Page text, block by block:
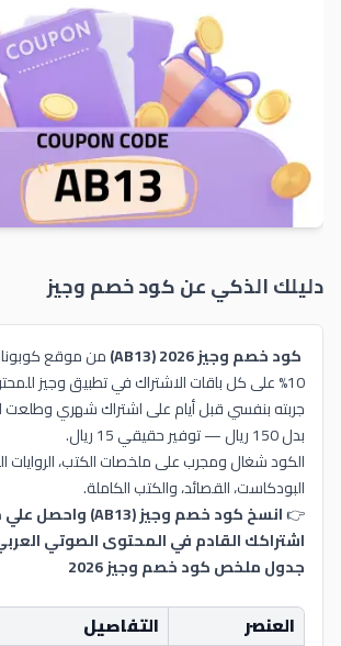
دليلك الذكي عن كود خصموجيز
كود خصم وجيز 2026 (AB13)
من موقع
10% على كل باقات الاشتراك في تطبيق وجيز للمحتوى الصوتي.
بدل 150 ريال — توفير حقيقي 15 ريال.
الكود شغال ومجرب على ملخصات الكتب، الروايات
البودكاست، القصائد، والكتب الكاملة.
👉
اشتراكك القادم في المحتوى الصوتي
جدول ملخص كود خصم وجيز 2026
العنصر التفاصيل